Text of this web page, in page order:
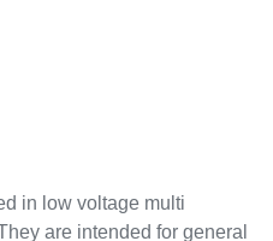
in low voltage multi
are intended for general